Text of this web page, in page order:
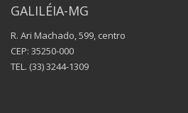
GALILÉIA-MG
R. Ari Machado, 599, centro
CEP: 35250-000
TEL. (33) 3244-1309